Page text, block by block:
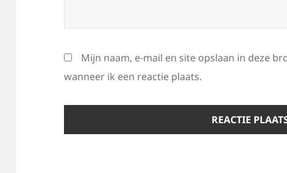
Mijn naam, e-mail en site opslaan in deze
wanneer ik een reactie plaats.